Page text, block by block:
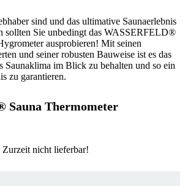
sind und das ultimative Saunaerlebnis
sollten Sie unbedingt das WASSERFELD®
ausprobieren! Mit seinen
und seiner robusten Bauweise ist es das
Saunaklima im Blick zu behalten und so ein
zu garantieren.
Sauna Thermometer
nicht lieferbar!